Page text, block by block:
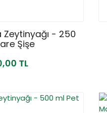
Zeytinyağı - 250
Şişe
TL